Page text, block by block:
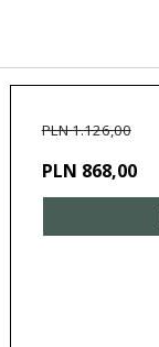
PLN 1.126,00
PLN 868,00